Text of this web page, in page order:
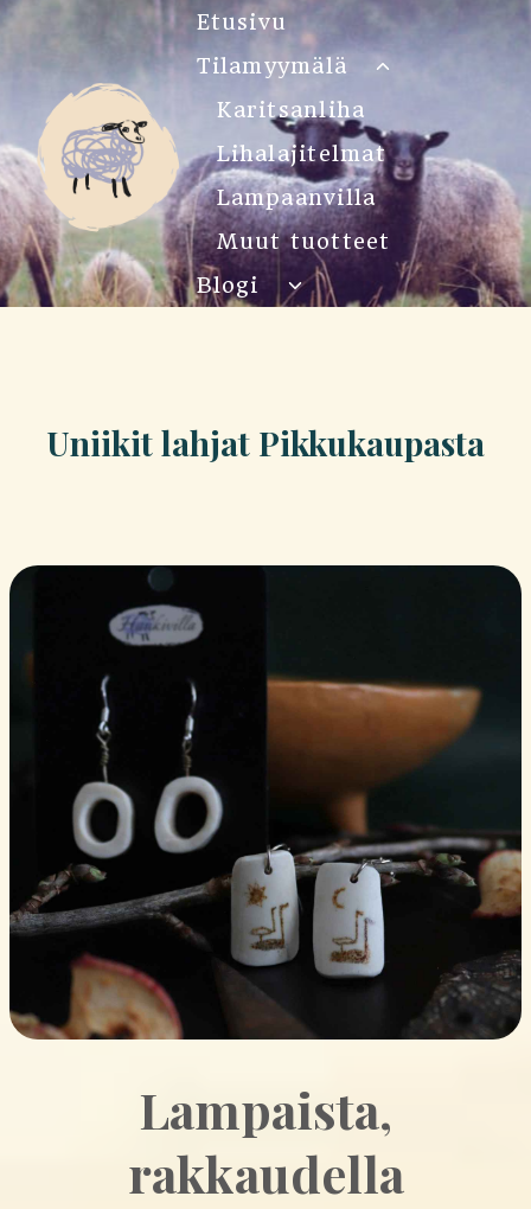
Siirry
Etusivu
Tilamyymälä
Toggle
menu
Karitsanliha
Lihalajitelmat
Lampaanvilla
Muut tuotteet
Blogi
Toggle
child
Uniikit lahjat Pikkukaupasta
Lampaista,
rakkaudella